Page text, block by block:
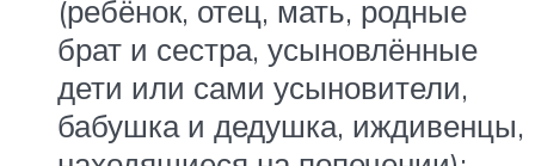
(ребёнок, отец, мать, родные
брат и сестра, усыновлённые
дети или сами усыновители,
бабушка и дедушка, иждивенцы,